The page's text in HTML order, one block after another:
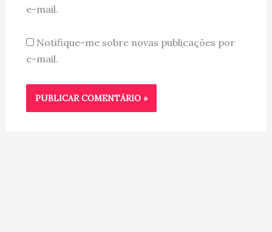
e-mail.
Notifique-me sobre novas publicações por
e-mail.